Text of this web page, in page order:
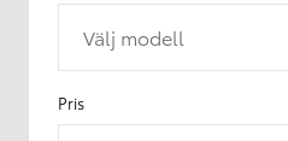
Välj modell
Pris